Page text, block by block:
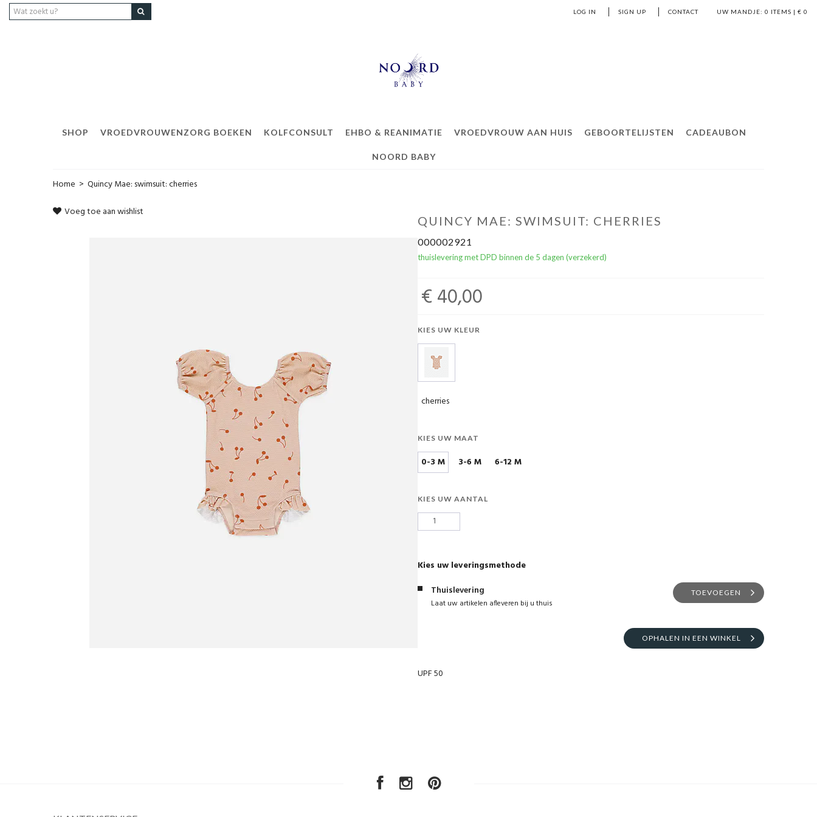
UW MANDJE: 0 ITEMS | € 0
LOG IN SIGN UP CONTACT
SHOP VROEDVROUWENZORG BOEKEN KOLFCONSULT EHBO & REANIMATIE VROEDVROUW AAN HUIS GEBOORTELIJSTEN CADEAUBON
NOORD BABY
Home > Quincy Mae: swimsuit: cherries
Voeg toe aan wishlist
QUINCY MAE: SWIMSUIT: CHERRIES
000002921
thuislevering met DPD binnen de 5 dagen (verzekerd)
€ 40,00
KIES UW KLEUR
cherries
KIES UW MAAT
0-3 M 3-6 M 6-12 M
KIES UW AANTAL
Kies uw leveringsmethode
Thuislevering
Laat uw artikelen afleveren bij u thuis
TOEVOEGEN
OPHALEN IN EEN WINKEL
UPF 50